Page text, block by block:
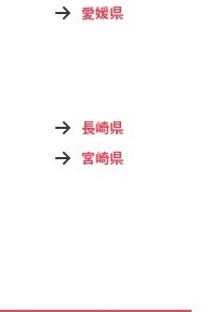
愛媛県
長崎県
宮崎県